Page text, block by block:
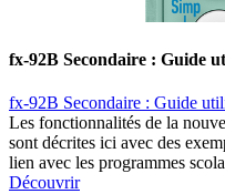
fx-92B Secondaire : Guide
fx-92B Secondaire : Guide
Les fonctionnalités de la
sont décrites ici avec des
lien avec les programmes
Découvrir